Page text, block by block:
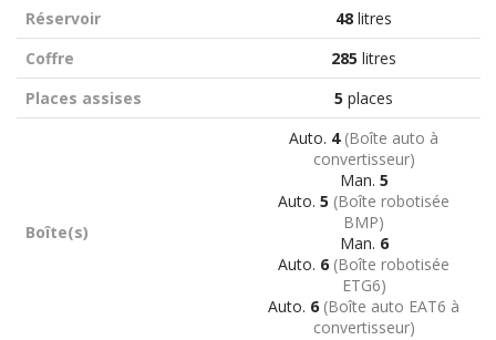
Réservoir
48 litres
Coffre
285 litres
Places assises
5 places
Boîte(s)
Auto. 4 (Boîte auto à
convertisseur)
Man. 5
Auto. 5 (Boîte robotisée
BMP)
Man. 6
Auto. 6 (Boîte robotisée
ETG6)
Auto. 6 (Boîte auto EAT6 à
convertisseur)